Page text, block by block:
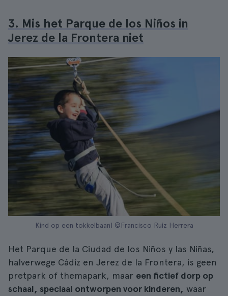
3. Mis het Parque de los Niños in
Jerez de la Frontera niet
Kind op een tokkelbaan| ©Francisco Ruiz Herrera
Het Parque de la Ciudad de los Niños y las Niñas,
halverwege Cádiz en Jerez de la Frontera, is geen
pretpark of themapark, maar een fictief dorp op
schaal, speciaal ontworpen voor kinderen, waar